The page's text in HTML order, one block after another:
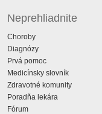
Neprehliadnite
Choroby
Diagnózy
Prvá pomoc
Medicínsky slovník
Zdravotné komunity
Poradňa lekára
Fórum